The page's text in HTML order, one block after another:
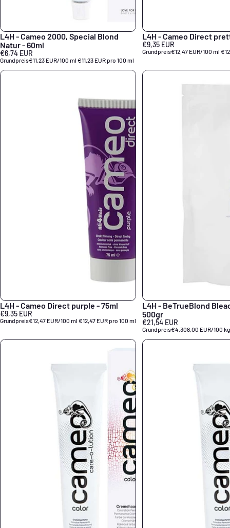
L4H - Cameo 2000, Special Blond
Natur - 60ml
€6,74 EUR
Grundpreis€11,23 EUR/100 ml €11,23 EUR pro 100 ml
L4H - Cameo Direct
€9,35 EUR
Grundpreis€12,47 EUR/100 ml
L4H - Cameo Direct purple - 75ml
€9,35 EUR
Grundpreis€12,47 EUR/100 ml €12,47 EUR pro 100 ml
L4H - BeTrueBlond
500gr
€21,54 EUR
Grundpreis€4.308,00 EUR/100 kg